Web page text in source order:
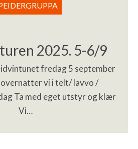
2025. 5-6/9
fredag 5 september
vi i telt/ lavvo /
Ta med eget utstyr og klær
Vi…